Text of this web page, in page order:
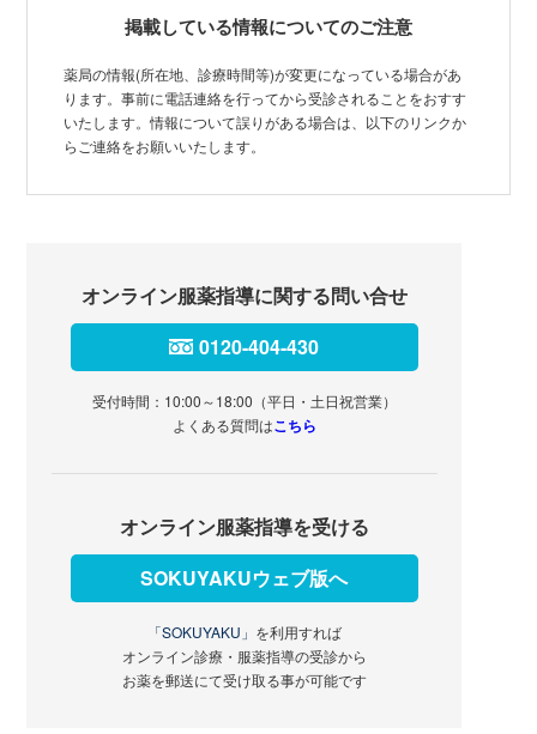
掲載している情報についてのご注意
薬局の情報(所在地、診療時間等)が変更になっている場合があ
ります。事前に電話連絡を行ってから受診されることをおすす
いたします。情報について誤りがある場合は、以下のリンクか
らご連絡をお願いいたします。
オンライン服薬指導に関する問い合せ
0120-404-430
受付時間：10:00～18:00（平日・土日祝営業）
よくある質問はこちら
オンライン服薬指導を受ける
SOKUYAKUウェブ版へ
「SOKUYAKU」 を利用すれば
オンライン診療・服薬指導の受診から
お薬を郵送にて受け取る事が可能です